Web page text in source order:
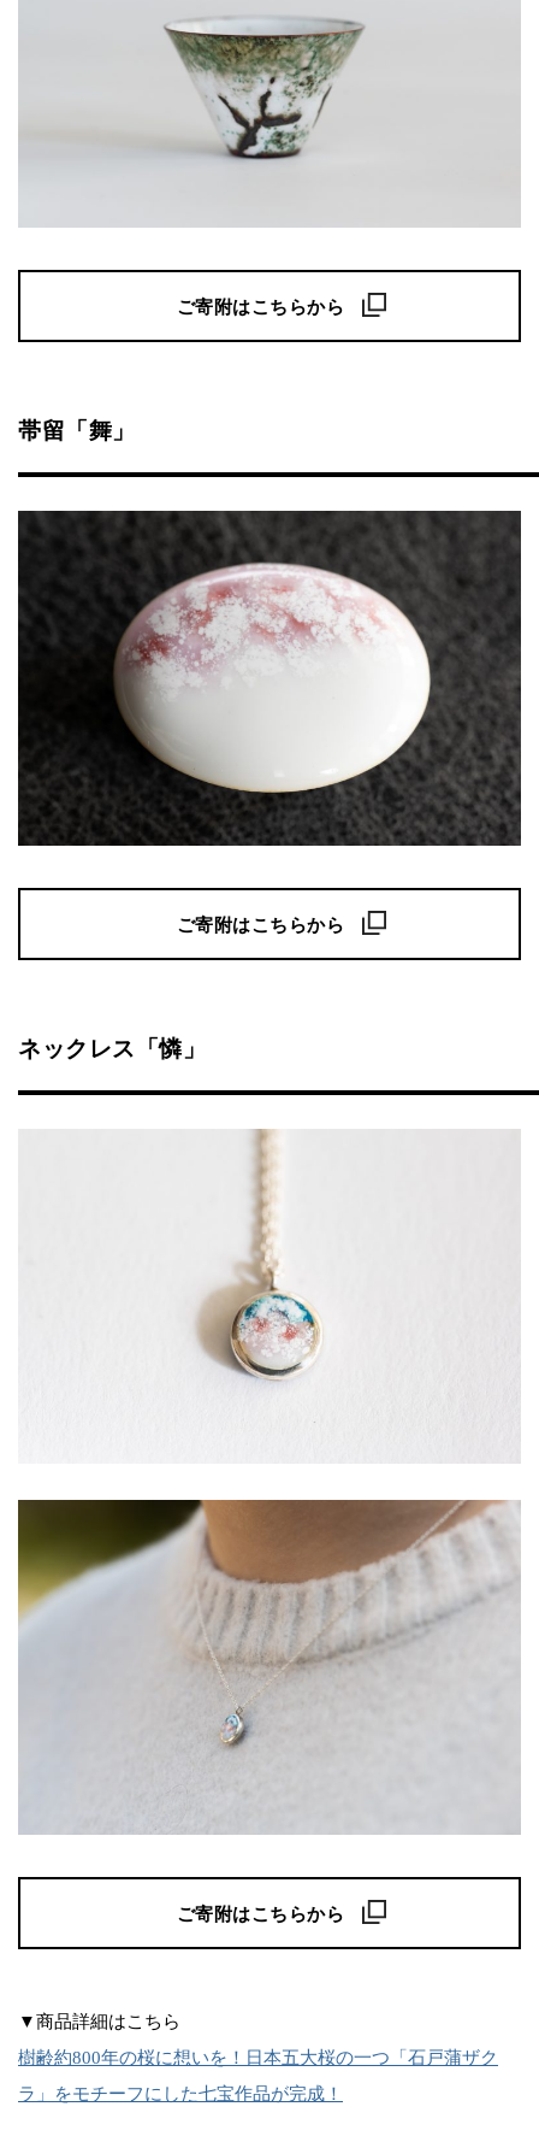
ご寄附はこちらから
帯留「舞」
ご寄附はこちらから
ネックレス「憐」
ご寄附はこちらから
▼商品詳細はこちら
樹齢約800年の桜に想いを！日本五大桜の一つ「石戸蒲ザク
ラ」をモチーフにした七宝作品が完成！